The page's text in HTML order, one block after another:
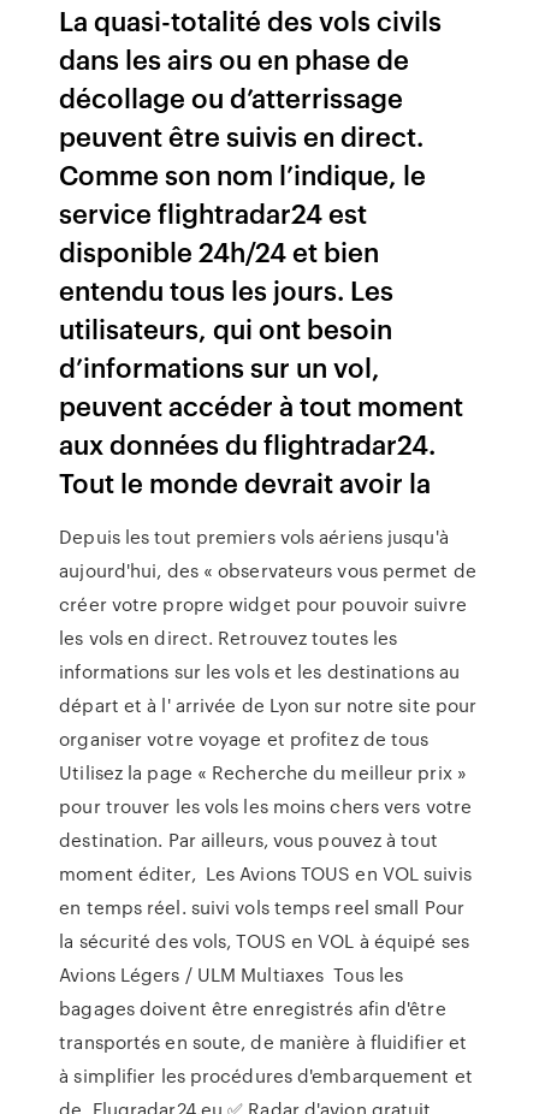
La quasi-totalité des vols civils
dans les airs ou en phase de
décollage ou d’atterrissage
peuvent être suivis en direct.
Comme son nom l’indique, le
service flightradar24 est
disponible 24h/24 et bien
entendu tous les jours. Les
utilisateurs, qui ont besoin
d’informations sur un vol,
peuvent accéder à tout moment
aux données du flightradar24.
Tout le monde devrait avoir la
Depuis les tout premiers vols aériens jusqu'à
aujourd'hui, des « observateurs vous permet de
créer votre propre widget pour pouvoir suivre
les vols en direct. Retrouvez toutes les
informations sur les vols et les destinations au
départ et à l' arrivée de Lyon sur notre site pour
organiser votre voyage et profitez de tous
Utilisez la page « Recherche du meilleur prix »
pour trouver les vols les moins chers vers votre
destination. Par ailleurs, vous pouvez à tout
moment éditer, Les Avions TOUS en VOL suivis
en temps réel. suivi vols temps reel small Pour
la sécurité des vols, TOUS en VOL à équipé ses
Avions Légers / ULM Multiaxes Tous les
bagages doivent être enregistrés afin d'être
transportés en soute, de manière à fluidifier et
à simplifier les procédures d'embarquement et
de Flugradar24.eu ✅ Radar d'avion gratuit